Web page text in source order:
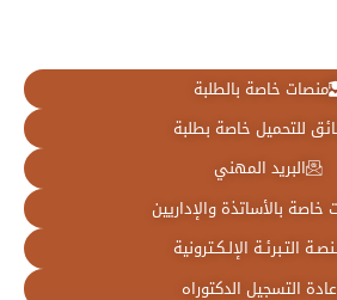
منصات خاصة بالطلبة
للتحميل خاصة بطلبة
البريد المهني
خاصة بالأساتذة والإداريين
التـبرئـة الإلـكـترونية
التسجيل الدكتوراه